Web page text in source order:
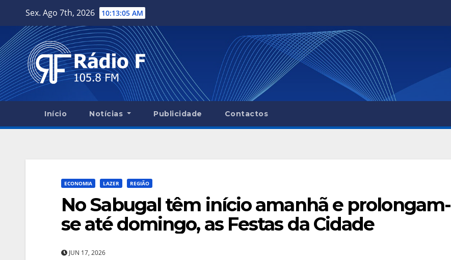
content
Sex. Ago 7th, 2026 10:13:06 AM
Início Notícias Publicidade Contactos
ECONOMIA LAZER REGIÃO
No Sabugal têm início amanhã e prolongam-
se até domingo, as Festas da Cidade
JUN 17, 2026